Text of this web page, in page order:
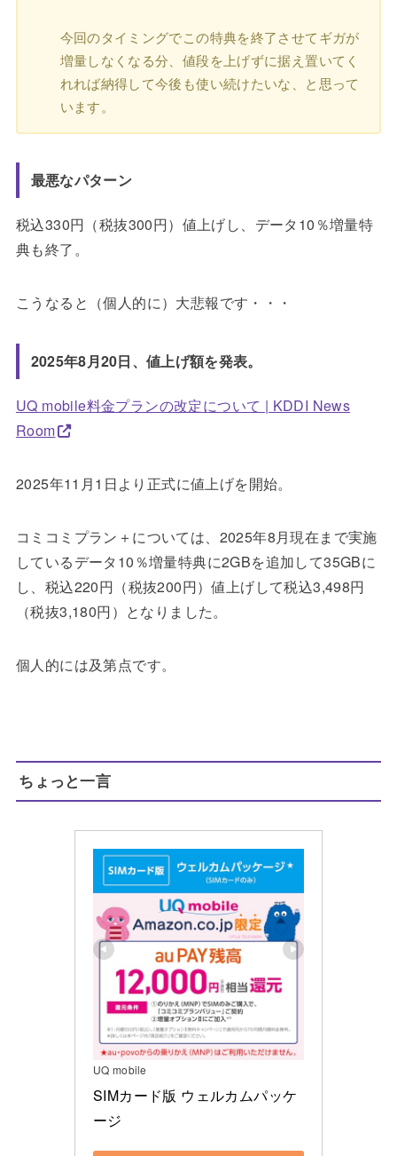
今回のタイミングでこの特典を終了させてギガが
増量しなくなる分、値段を上げずに据え置いてく
れれば納得して今後も使い続けたいな、と思って
います。
最悪なパターン
税込330円（税抜300円）値上げし、データ10％増量特
典も終了。
こうなると（個人的に）大悲報です・・・
2025年8月20日、値上げ額を発表。
UQ mobile料金プランの改定について | KDDI News
Room
2025年11月1日より正式に値上げを開始。
コミコミプラン＋については、2025年8月現在まで実施
しているデータ10％増量特典に2GBを追加して35GBに
し、税込220円（税抜200円）値上げして税込3,498円
（税抜3,180円）となりました。
個人的には及第点です。
ちょっと一言
UQ mobile
SIMカード版 ウェルカムパッケ
ージ